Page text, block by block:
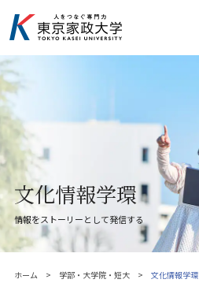
文化情報学環
情報をストーリーとして発信する
ホーム 学部・大学院・短大 文化情報学環